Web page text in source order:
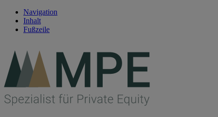
Navigation
Inhalt
Fußzeile